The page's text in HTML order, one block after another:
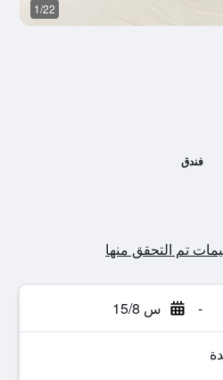
فندق
- س 15/8
1/22